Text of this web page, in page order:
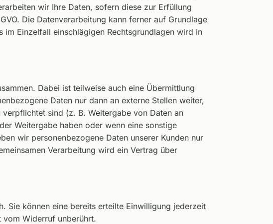
wir Ihre Daten, sofern diese zur Erfüllung
Die Datenverarbeitung kann ferner auf Grundlage
Einzelfall einschlägigen Rechtsgrundlagen wird in
Dabei ist teilweise auch eine Übermittlung
Daten nur dann an externe Stellen weiter,
sind (z. B. Weitergabe von Daten an
Weitergabe haben oder wenn eine sonstige
wir personenbezogene Daten unserer Kunden nur
Verarbeitung wird ein Vertrag über
Sie können eine bereits erteilte Einwilligung jederzeit
Widerruf unberührt.